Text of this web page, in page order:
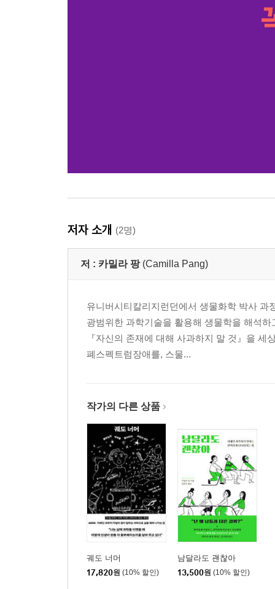
저자 소개 (2명)
저 : 카밀라 팡 (Camilla Pang)
유니버시티칼리지런던에서 생물화학 박사 과
광범위한 과학기술을 활용해 생물학을 해석
『자신의 존재에 대해 사과하지 말 것』을
폐스펙트럼장애를, 스물...
작가의 다른 상품
궤도 너머
17,820원 (10% 할인)
남달라도 괜찮아
13,500원 (10% 할인)